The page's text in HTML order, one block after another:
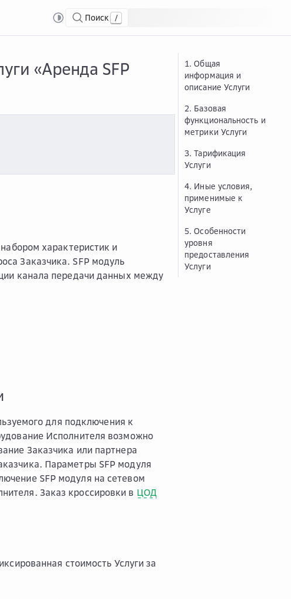
Поиск /
«Аренда SFP
характеристик и
Заказчика. SFP модуль
канала передачи данных между
для подключения к
Исполнителя возможно
Заказчика или партнера
Параметры SFP модуля
SFP модуля на сетевом
Заказ кроссировки в ЦОД
стоимость Услуги за
1. Общая
информация и
описание Услуги
2. Базовая
функциональность и
метрики Услуги
3. Тарификация
Услуги
4. Иные условия,
применимые к
Услуге
5. Особенности
уровня
предоставления
Услуги